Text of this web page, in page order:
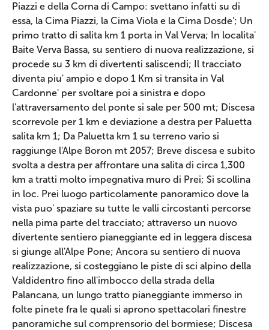
Piazzi e della Corna di Campo: svettano infatti su di
essa, la Cima Piazzi, la Cima Viola e la Cima Dosde'; Un
primo tratto di salita km 1 porta in Val Verva; In localita'
Baite Verva Bassa, su sentiero di nuova realizzazione, si
procede su 3 km di divertenti saliscendi; Il tracciato
diventa piu' ampio e dopo 1 Km si transita in Val
Cardonne' per svoltare poi a sinistra e dopo
l'attraversamento del ponte si sale per 500 mt; Discesa
scorrevole per 1 km e deviazione a destra per Paluetta
salita km 1; Da Paluetta km 1 su terreno vario si
raggiunge l'Alpe Boron mt 2057; Breve discesa e subito
svolta a destra per affrontare una salita di circa 1,300
km a tratti molto impegnativa muro di Prei; Si scollina
in loc. Prei luogo particolamente panoramico dove la
vista puo' spaziare su tutte le valli circostanti percorse
nella pima parte del tracciato; attraverso un nuovo
divertente sentiero pianeggiante ed in leggera discesa
si giunge all'Alpe Pone; Ancora su sentiero di nuova
realizzazione, si costeggiano le piste di sci alpino della
Valdidentro fino all'imbocco della strada della
Palancana, un lungo tratto pianeggiante immerso in
folte pinete fra le quali si aprono spettacolari finestre
panoramiche sul comprensorio del bormiese; Discesa